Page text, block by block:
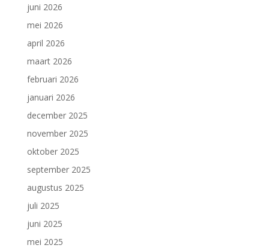
juni 2026
mei 2026
april 2026
maart 2026
februari 2026
januari 2026
december 2025
november 2025
oktober 2025
september 2025
augustus 2025
juli 2025
juni 2025
mei 2025